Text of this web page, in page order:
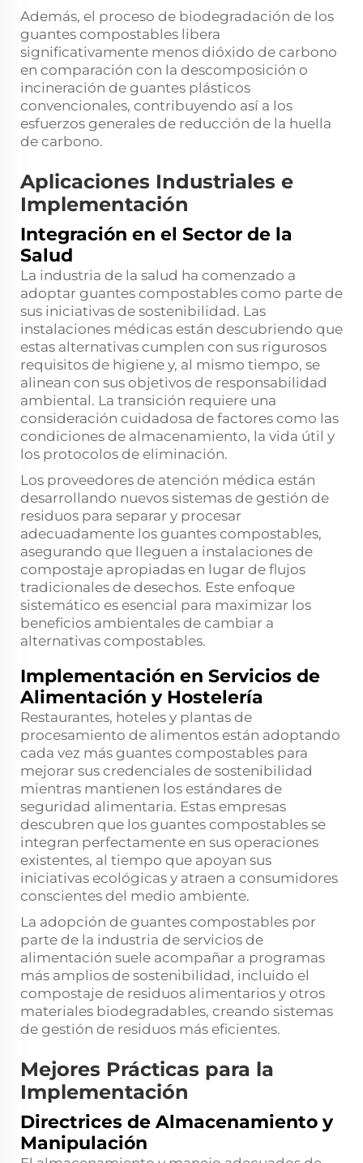
Además, el proceso de biodegradación de los
guantes compostables libera
significativamente menos dióxido de carbono
en comparación con la descomposición o
incineración de guantes plásticos
convencionales, contribuyendo así a los
esfuerzos generales de reducción de la huella
de carbono.
Aplicaciones Industriales e
Implementación
Integración en el Sector de la
Salud
La industria de la salud ha comenzado a
adoptar guantes compostables como parte de
sus iniciativas de sostenibilidad. Las
instalaciones médicas están descubriendo que
estas alternativas cumplen con sus rigurosos
requisitos de higiene y, al mismo tiempo, se
alinean con sus objetivos de responsabilidad
ambiental. La transición requiere una
consideración cuidadosa de factores como las
condiciones de almacenamiento, la vida útil y
los protocolos de eliminación.
Los proveedores de atención médica están
desarrollando nuevos sistemas de gestión de
residuos para separar y procesar
adecuadamente los guantes compostables,
asegurando que lleguen a instalaciones de
compostaje apropiadas en lugar de flujos
tradicionales de desechos. Este enfoque
sistemático es esencial para maximizar los
beneficios ambientales de cambiar a
alternativas compostables.
Implementación en Servicios de
Alimentación y Hostelería
Restaurantes, hoteles y plantas de
procesamiento de alimentos están adoptando
cada vez más guantes compostables para
mejorar sus credenciales de sostenibilidad
mientras mantienen los estándares de
seguridad alimentaria. Estas empresas
descubren que los guantes compostables se
integran perfectamente en sus operaciones
existentes, al tiempo que apoyan sus
iniciativas ecológicas y atraen a consumidores
conscientes del medio ambiente.
La adopción de guantes compostables por
parte de la industria de servicios de
alimentación suele acompañar a programas
más amplios de sostenibilidad, incluido el
compostaje de residuos alimentarios y otros
materiales biodegradables, creando sistemas
de gestión de residuos más eficientes.
Mejores Prácticas para la
Implementación
Directrices de Almacenamiento y
Manipulación